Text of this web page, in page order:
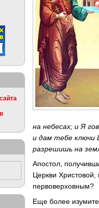
на небесах; и Я
и дам тебе ключи
разрешишь на
Апостол,
Церкви
первоверховным?
Еще более